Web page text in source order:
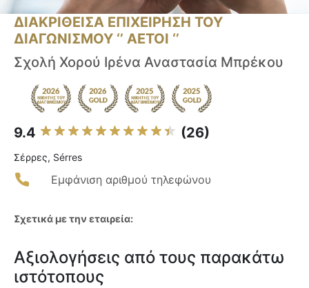
ΔΙΑΚΡΙΘΕΙΣΑ ΕΠΙΧΕΙΡΗΣΗ ΤΟΥ
ΔΙΑΓΩΝΙΣΜΟΥ ‘’ ΑΕΤΟΙ ‘’
Σχολή Χορού Ιρένα Αναστασία Μπρέκου
9.4 (26)
Σέρρες, Sérres
Εμφάνιση αριθμού τηλεφώνου
Σχετικά με την εταιρεία:
Αξιολογήσεις από τους παρακάτω
ιστότοπους